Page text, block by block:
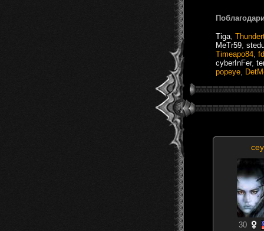
Tiga
MeTr59
Timeapo84
cyberInFer,
popeye
cey
30